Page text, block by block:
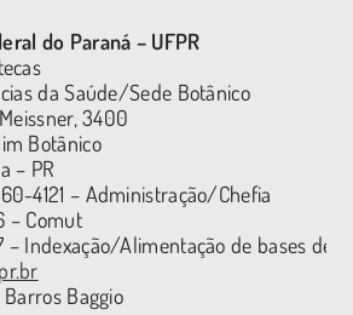
do Paraná – UFPR
da Saúde/Sede Botânico
3400
Botânico
– PR
4121 – Administração/Chefia
– Comut
– Indexação/Alimentação de bases de
Baggio